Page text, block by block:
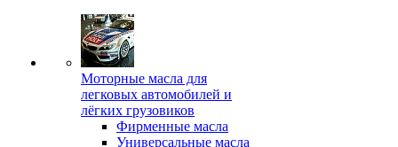
Моторные масла для
легковых автомобилей и
лёгких грузовиков
Фирменные масла
Универсальные масла